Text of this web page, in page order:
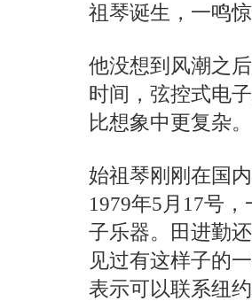
祖琴诞生，一鸣惊
他没想到风潮之
时间，弦控式电
比想象中更复杂。
始祖琴刚刚在国
1979年5月17号
子乐器。田进勤
见过有这样子的
表示可以联系纽